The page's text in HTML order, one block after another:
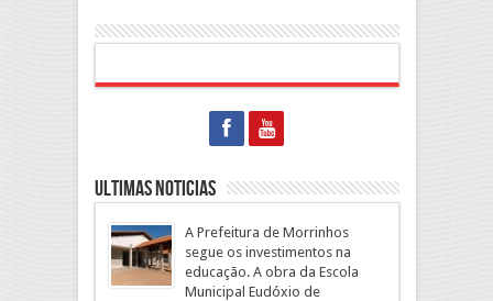
Ultimas Noticias
A Prefeitura de Morrinhos
segue os investimentos na
educação. A obra da Escola
Municipal Eudóxio de